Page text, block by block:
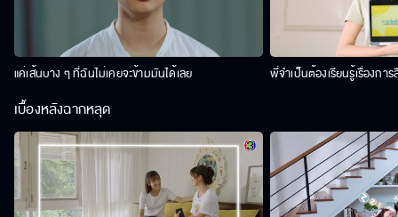
แค่เส้นบาง ๆ ที่ฉันไม่เคยจะข้ามมันได้เลย พี่จำเป็นต้องเรียนรู้เรื่องการ
เบื้องหลังฉากหลุด